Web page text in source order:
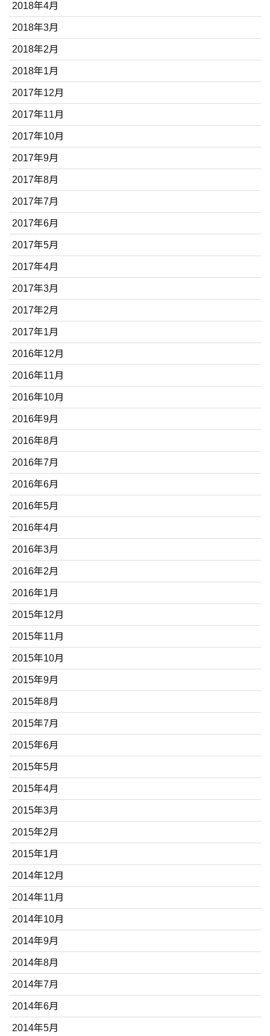
2018年4月
2018年3月
2018年2月
2018年1月
2017年12月
2017年11月
2017年10月
2017年9月
2017年8月
2017年7月
2017年6月
2017年5月
2017年4月
2017年3月
2017年2月
2017年1月
2016年12月
2016年11月
2016年10月
2016年9月
2016年8月
2016年7月
2016年6月
2016年5月
2016年4月
2016年3月
2016年2月
2016年1月
2015年12月
2015年11月
2015年10月
2015年9月
2015年8月
2015年7月
2015年6月
2015年5月
2015年4月
2015年3月
2015年2月
2015年1月
2014年12月
2014年11月
2014年10月
2014年9月
2014年8月
2014年7月
2014年6月
2014年5月